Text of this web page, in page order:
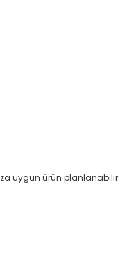
uygun ürün planlanabilir.